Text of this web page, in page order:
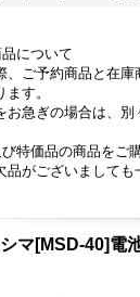
について
、ご予約商品と在
す。
お急ぎの場合は、別
特価品の商品をご
品がございましても
マ[MSD-40]電